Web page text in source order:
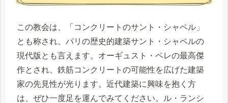
この教会は、「コンクリートのサント・シャペル」
とも称され、パリの歴史的建築サント・シャペルの
現代版とも言えます。オーギュスト・ペレの最高傑
作とされ、鉄筋コンクリートの可能性を広げた建築
家の先見性が光ります。近代建築に興味を抱く方
は、ぜひ一度足を運んでみてください。ル・ランシ